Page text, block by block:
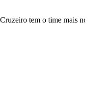
Cruzeiro tem o time mais